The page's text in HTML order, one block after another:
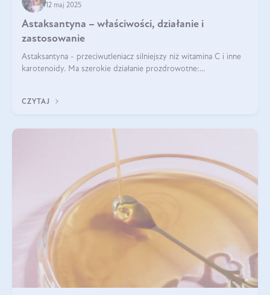
12 maj 2025
Astaksantyna – właściwości, działanie i
zastosowanie
Astaksantyna - przeciwutleniacz silniejszy niż witamina C i inne
karotenoidy. Ma szerokie działanie prozdrowotne:
CZYTAJ